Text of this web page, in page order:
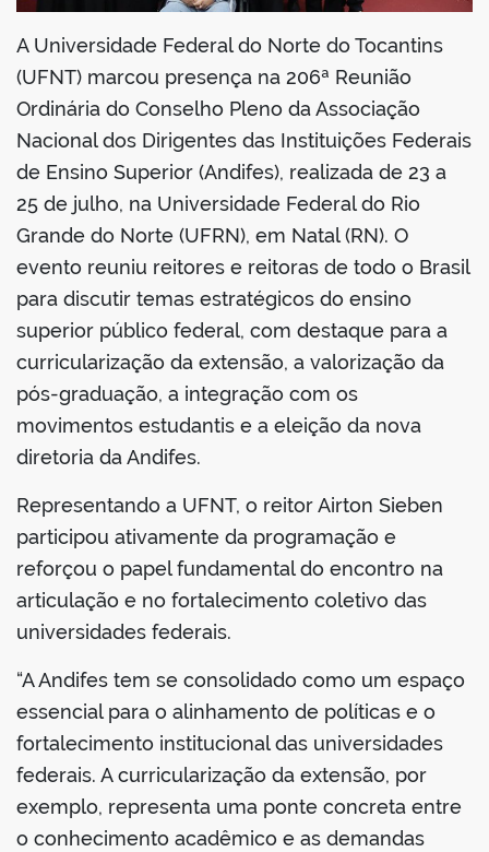
portal
A Universidade Federal do Norte do Tocantins
(UFNT) marcou presença na 206ª Reunião
Ordinária do Conselho Pleno da Associação
Nacional dos Dirigentes das Instituições Federais
de Ensino Superior (Andifes), realizada de 23 a
25 de julho, na Universidade Federal do Rio
Grande do Norte (UFRN), em Natal (RN). O
evento reuniu reitores e reitoras de todo o Brasil
para discutir temas estratégicos do ensino
superior público federal, com destaque para a
curricularização da extensão, a valorização da
pós-graduação, a integração com os
movimentos estudantis e a eleição da nova
diretoria da Andifes.
Representando a UFNT, o reitor Airton Sieben
participou ativamente da programação e
reforçou o papel fundamental do encontro na
articulação e no fortalecimento coletivo das
universidades federais.
“A Andifes tem se consolidado como um espaço
essencial para o alinhamento de políticas e o
fortalecimento institucional das universidades
federais. A curricularização da extensão, por
exemplo, representa uma ponte concreta entre
o conhecimento acadêmico e as demandas